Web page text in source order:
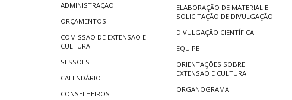
ADMINISTRAÇÃO
ORÇAMENTOS
COMISSÃO DE EXTENSÃO E
CULTURA
SESSÕES
CALENDÁRIO
CONSELHEIROS
ELABORAÇÃO DE MATERIAL E
SOLICITAÇÃO DE DIVULGAÇÃO
DIVULGAÇÃO CIENTÍFICA
EQUIPE
ORIENTAÇÕES SOBRE
EXTENSÃO E CULTURA
ORGANOGRAMA